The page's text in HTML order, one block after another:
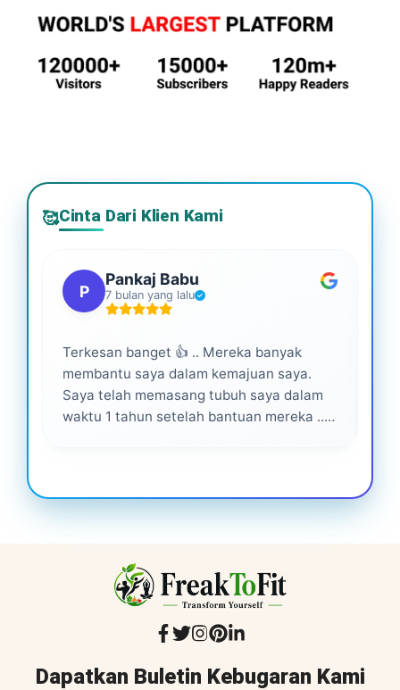
🥰Cinta Dari Klien Kami
P
Pankaj Babu
7 bulan yang lalu
Terkesan banget 👍 .. Mereka banyak
membantu saya dalam kemajuan saya.
Saya telah memasang tubuh saya dalam
waktu 1 tahun setelah bantuan mereka ...
Dapatkan Buletin Kebugaran Kami